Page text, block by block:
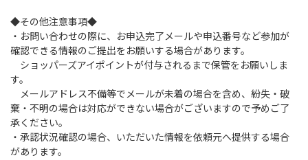
◆その他注意事項◆
・お問い合わせの際に、お申込完了メールや申込番号など参加が
確認できる情報のご提出をお願いする場合があります。
ショッパーズアイポイントが付与されるまで保管をお願いしま
す。
メールアドレス不備等でメールが未着の場合を含め、紛失・破
棄・不明の場合は対応ができない場合がございますので予めご了
承ください。
・承認状況確認の場合、いただいた情報を依頼元へ提供する場合
があります。